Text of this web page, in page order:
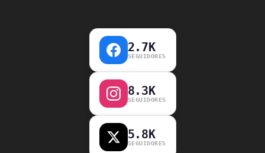
2.7K
SEGUIDORES
8.3K
SEGUIDORES
5.8K
SEGUIDORES